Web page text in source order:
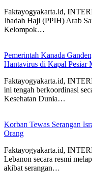
Faktayogyakarta.id,
Ibadah Haji (PPIH) Arab
Kelompok…
Pemerintah Kanada
Hantavirus di Kapal Pesiar
Faktayogyakarta.id,
ini tengah berkoordinasi
Kesehatan Dunia…
Korban Tewas Serangan
Orang
Faktayogyakarta.id,
Lebanon secara resmi
akibat serangan…